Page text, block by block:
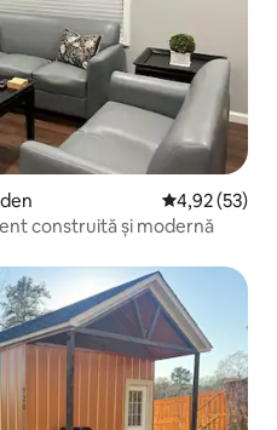
Scor mediu
4,92 (53)
construită și modernă
Alegerea oaspeților